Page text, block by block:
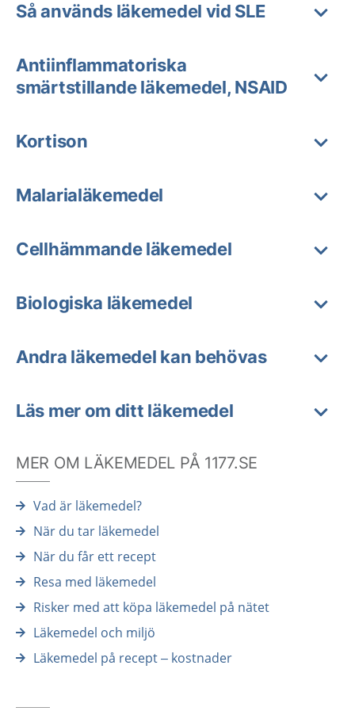
Så används läkemedel vid SLE
Antiinflammatoriska
smärtstillande läkemedel, NSAID
Kortison
Malarialäkemedel
Cellhämmande läkemedel
Biologiska läkemedel
Andra läkemedel kan behövas
Läs mer om ditt läkemedel
MER OM LÄKEMEDEL PÅ 1177.SE
Vad är läkemedel?
När du tar läkemedel
När du får ett recept
Resa med läkemedel
Risker med att köpa läkemedel på nätet
Läkemedel och miljö
Läkemedel på recept – kostnader